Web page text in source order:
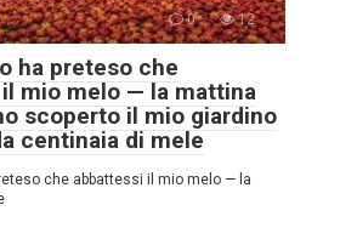
0 12
ha preteso che
mio melo — la mattina
scoperto il mio giardino
centinaia di mele
che abbattessi il mio melo — la